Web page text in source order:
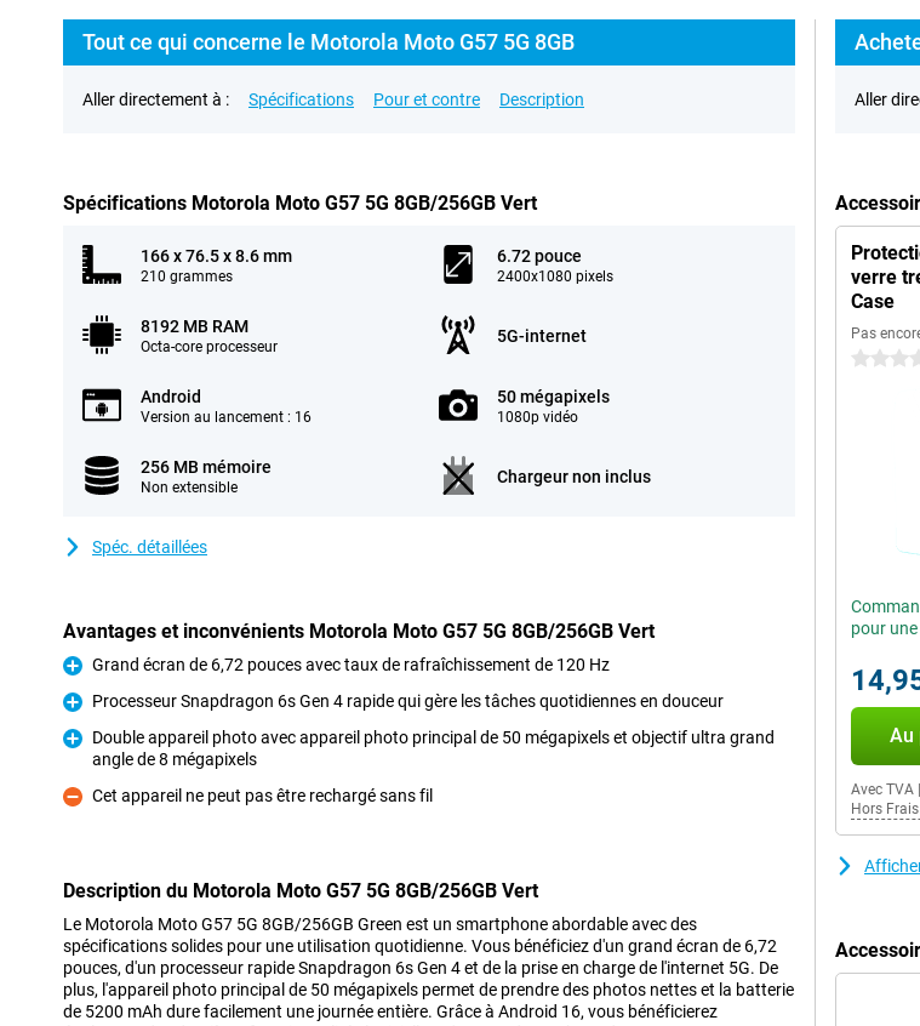
Tout ce qui concerne le Motorola Moto G57 5G 8GB
Aller directement à : Spécifications Pour et contre Description
Spécifications Motorola Moto G57 5G 8GB/256GB Vert
166 x 76.5 x 8.6 mm
210 grammes
6.72 pouce
2400x1080 pixels
8192 MB RAM
Octa-core processeur
5G-internet
Android
Version au lancement : 16
50 mégapixels
1080p vidéo
256 MB mémoire
Non extensible
Chargeur non inclus
Spéc. détaillées
Avantages et inconvénients Motorola Moto G57 5G 8GB/256GB Vert
Pour
Grand écran de 6,72 pouces avec taux de rafraîchissement de 120 Hz
Pour
Processeur Snapdragon 6s Gen 4 rapide qui gère les tâches quotidiennes en douceur
Pour
Double appareil photo avec appareil photo principal de 50 mégapixels et objectif ultra grand
angle de 8 mégapixels
Contre
Cet appareil ne peut pas être rechargé sans fil
Description du Motorola Moto G57 5G 8GB/256GB Vert
Le Motorola Moto G57 5G 8GB/256GB Green est un smartphone abordable avec des
spécifications solides pour une utilisation quotidienne. Vous bénéficiez d'un grand écran de 6,72
pouces, d'un processeur rapide Snapdragon 6s Gen 4 et de la prise en charge de l'internet 5G. De
plus, l'appareil photo principal de 50 mégapixels permet de prendre des photos nettes et la batterie
de 5200 mAh dure facilement une journée entière. Grâce à Android 16, vous bénéficierez
Aller
verre
Case
Pas
0 étoiles
pour
Au
Avec TVA
Hors